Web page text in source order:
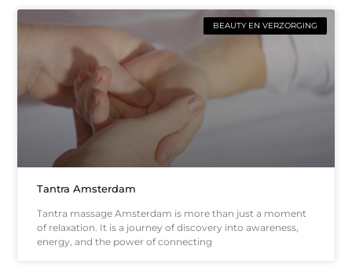
BEAUTY EN VERZORGING
Tantra Amsterdam
Tantra massage Amsterdam is more than just a moment
of relaxation. It is a journey of discovery into awareness,
energy, and the power of connecting